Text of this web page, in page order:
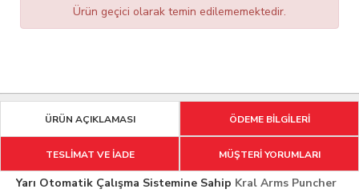
Ürün geçici olarak temin edilememektedir.
ÜRÜN AÇIKLAMASI ÖDEME BİLGİLERİ
TESLİMAT VE İADE MÜŞTERİ YORUMLARI
Yarı Otomatik Çalışma Sistemine Sahip Kral Arms Puncher